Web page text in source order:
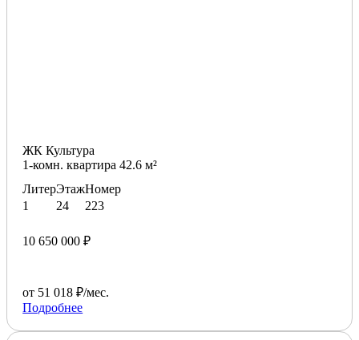
ЖК Культура
1-комн. квартира 42.6 м²
Литер
1
Этаж
24
Номер
223
10 650 000 ₽
от 51 018 ₽/мес.
Подробнее